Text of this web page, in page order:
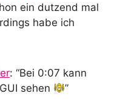
ein dutzend mal
habe ich
: “Bei 0:07 kann
sehen
”